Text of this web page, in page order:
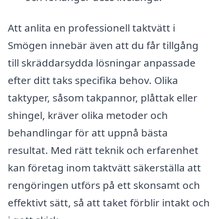
Att anlita en professionell taktvätt i
Smögen innebär även att du får tillgång
till skräddarsydda lösningar anpassade
efter ditt taks specifika behov. Olika
taktyper, såsom takpannor, plåttak eller
shingel, kräver olika metoder och
behandlingar för att uppnå bästa
resultat. Med rätt teknik och erfarenhet
kan företag inom taktvätt säkerställa att
rengöringen utförs på ett skonsamt och
effektivt sätt, så att taket förblir intakt och